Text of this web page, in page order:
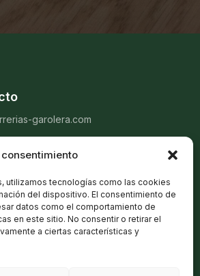
utilizamos tecnologías como las cookies
del dispositivo. El consentimiento de
datos como el comportamiento de
en este sitio. No consentir o retirar el
a ciertas características y
garolera.com